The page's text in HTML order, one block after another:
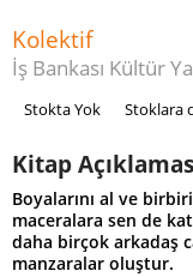
Kolektif
İş Bankası Kültür
Stokta Yok Stoklara
Kitap
Boyalarını al ve
maceralara sen de
daha birçok arkadaş
manzaralar oluştur.